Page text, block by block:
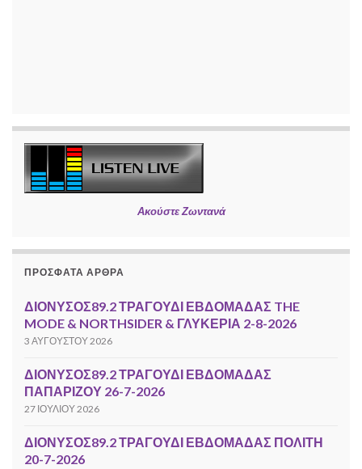
Ακούστε Ζωντανά
ΠΡΌΣΦΑΤΑ ΆΡΘΡΑ
ΔΙΟΝΥΣΟΣ89.2 ΤΡΑΓΟΥΔΙ ΕΒΔΟΜΑΔΑΣ THE
MODE & NORTHSIDER & ΓΛΥΚΕΡΙΑ 2-8-2026
3 ΑΥΓΟΎΣΤΟΥ 2026
ΔΙΟΝΥΣΟΣ89.2 ΤΡΑΓΟΥΔΙ ΕΒΔΟΜΑΔΑΣ
ΠΑΠΑΡΙΖΟΥ 26-7-2026
27 ΙΟΥΛΊΟΥ 2026
ΔΙΟΝΥΣΟΣ89.2 ΤΡΑΓΟΥΔΙ ΕΒΔΟΜΑΔΑΣ ΠΟΛΙΤΗ
20-7-2026